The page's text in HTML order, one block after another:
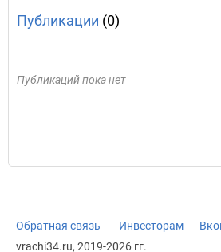
Публикации (0)
Публикаций пока нет
Обратная связь Инвесторам
vrachi34.ru, 2019-2026 гг.